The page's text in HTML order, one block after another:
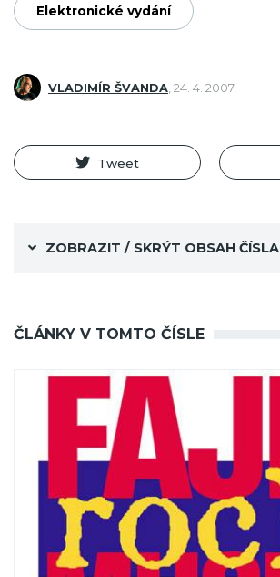
Elektronické vydání
VLADIMÍR ŠVANDA 24. 4. 2007
Tweet
ZOBRAZIT / SKRÝT OBSAH ČÍSLA
ČLÁNKY V TOMTO ČÍSLE